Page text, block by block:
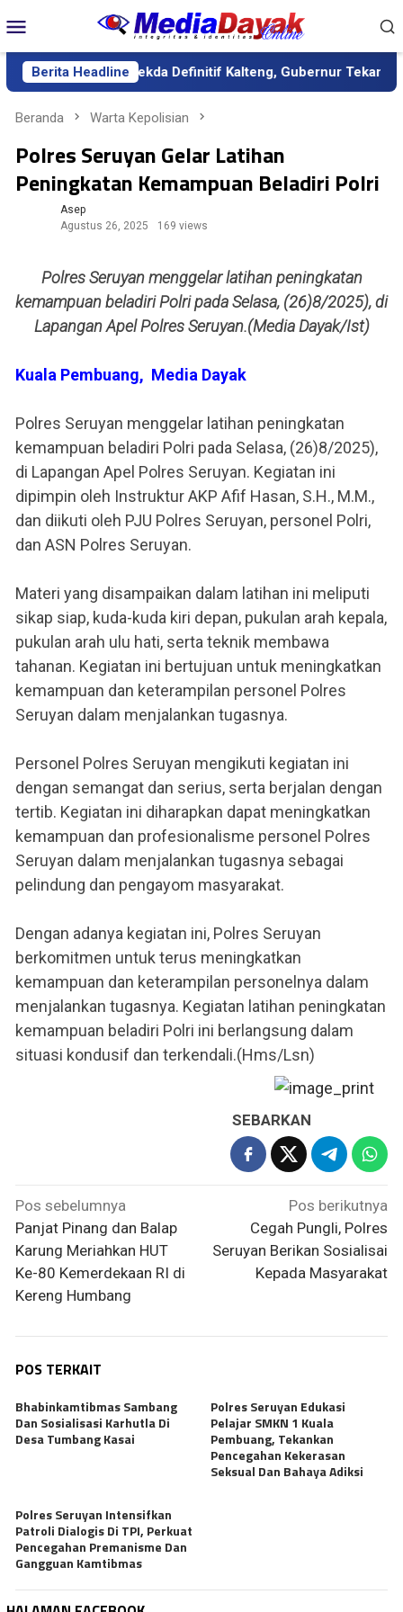
ke
kontenMobile
Berita Headline
sebagai Sekda Definitif Kalteng, Gubernur Tekankan
Beranda Warta Kepolisian
Polres Seruyan Gelar Latihan
Peningkatan Kemampuan Beladiri Polri
Asep
Agustus 26, 2025
169 views
Polres Seruyan menggelar latihan peningkatan
kemampuan beladiri Polri pada Selasa, (26)8/2025), di
Lapangan Apel Polres Seruyan.(Media Dayak/Ist)
Kuala Pembuang, Media Dayak
Polres Seruyan menggelar latihan peningkatan
kemampuan beladiri Polri pada Selasa, (26)8/2025),
di Lapangan Apel Polres Seruyan. Kegiatan ini
dipimpin oleh Instruktur AKP Afif Hasan, S.H., M.M.,
dan diikuti oleh PJU Polres Seruyan, personel Polri,
dan ASN Polres Seruyan.
Materi yang disampaikan dalam latihan ini meliputi
sikap siap, kuda-kuda kiri depan, pukulan arah kepala,
pukulan arah ulu hati, serta teknik membawa
tahanan. Kegiatan ini bertujuan untuk meningkatkan
kemampuan dan keterampilan personel Polres
Seruyan dalam menjalankan tugasnya.
Personel Polres Seruyan mengikuti kegiatan ini
dengan semangat dan serius, serta berjalan dengan
tertib. Kegiatan ini diharapkan dapat meningkatkan
kemampuan dan profesionalisme personel Polres
Seruyan dalam menjalankan tugasnya sebagai
pelindung dan pengayom masyarakat.
Dengan adanya kegiatan ini, Polres Seruyan
berkomitmen untuk terus meningkatkan
kemampuan dan keterampilan personelnya dalam
menjalankan tugasnya. Kegiatan latihan peningkatan
kemampuan beladiri Polri ini berlangsung dalam
situasi kondusif dan terkendali.(Hms/Lsn)
SEBARKAN
Navigasi
pos
Pos sebelumnya
Panjat Pinang dan Balap
Karung Meriahkan HUT
Ke-80 Kemerdekaan RI di
Kereng Humbang
Pos berikutnya
Cegah Pungli, Polres
Seruyan Berikan Sosialisai
Kepada Masyarakat
POS TERKAIT
Bhabinkamtibmas Sambang
Dan Sosialisasi Karhutla Di
Desa Tumbang Kasai
Polres Seruyan Edukasi
Pelajar SMKN 1 Kuala
Pembuang, Tekankan
Pencegahan Kekerasan
Seksual Dan Bahaya Adiksi
Polres Seruyan Intensifkan
Patroli Dialogis Di TPI, Perkuat
Pencegahan Premanisme Dan
Gangguan Kamtibmas